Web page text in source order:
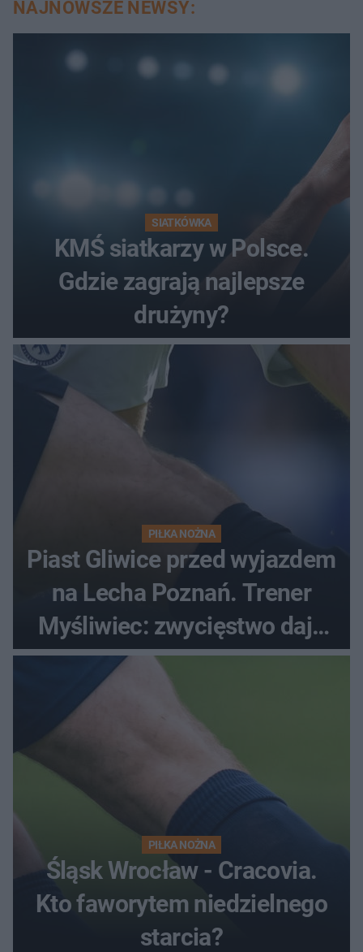
NAJNOWSZE NEWSY:
SIATKÓWKA
KMŚ siatkarzy w Polsce.
Gdzie zagrają najlepsze
drużyny?
PIŁKA NOŻNA
Piast Gliwice przed wyjazdem
na Lecha Poznań. Trener
Myśliwiec: zwycięstwo daje
satysfakcję
PIŁKA NOŻNA
Śląsk Wrocław - Cracovia.
Kto faworytem niedzielnego
starcia?